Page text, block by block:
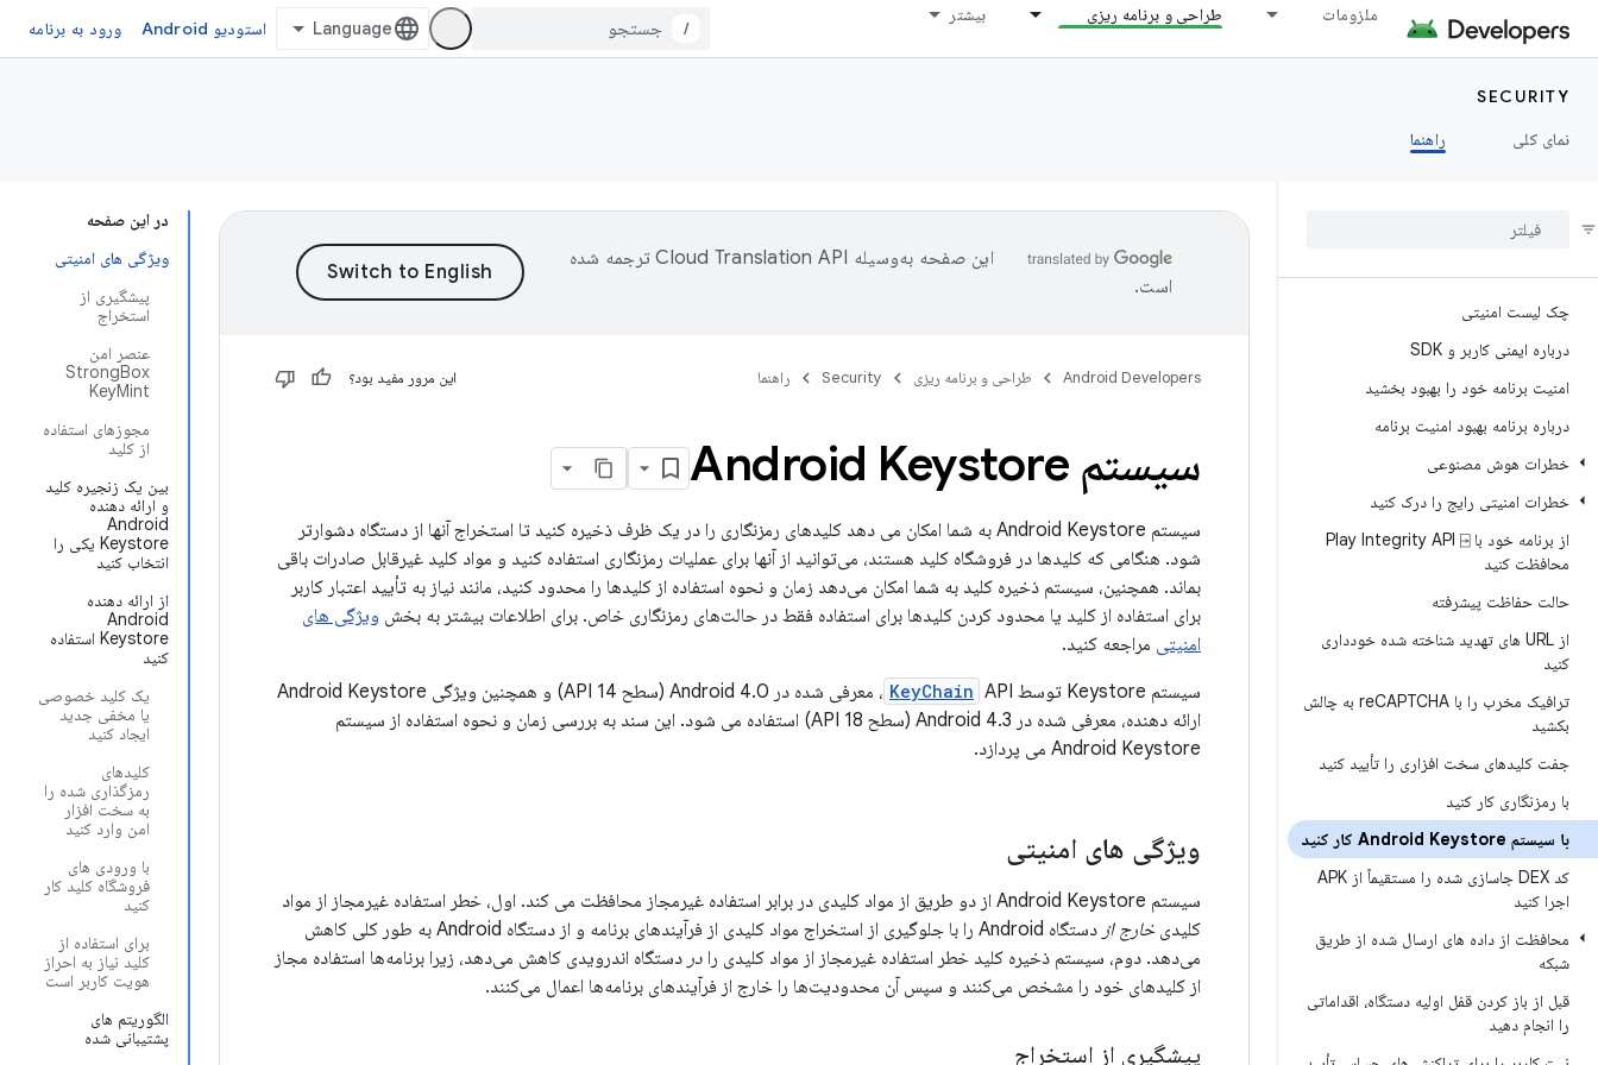
ملزومات طراحی و برنامه ریزی بیشتر
/ استودیو Android ورود به برنامه
SECURITY
نمای کلی
راهنما
چک لیست امنیتی
درباره ایمنی کاربر و SDK
امنیت برنامه خود را بهبود بخشید
درباره برنامه بهبود امنیت برنامه
خطرات هوش مصنوعی
خطرات امنیتی رایج را درک کنید
از برنامه خود با Play Integrity API ⍈
محافظت کنید
حالت حفاظت پیشرفته
از URL های تهدید شناخته شده خودداری
کنید
ترافیک مخرب را با re
CAPTCHA به چالش
بکشید
جفت کلیدهای سخت افزاری را تأیید کنید
با رمزنگاری کار کنید
با سیستم Android Keystore کار کنید
کد DEX جاسازی شده را مستقیماً از APK
اجرا کنید
محافظت از داده های ارسال شده از طریق
شبکه
قبل از باز کردن قفل اولیه دستگاه، اقداماتی
را انجام دهید
در این صفحه
ویژگی های امنیتی
پیشگیری از
استخراج
عنصر امن
StrongBox
KeyMint
مجوزهای استفاده
از کلید
بین یک زنجیره کلید
و ارائه دهنده
Android
Keystore یکی را
انتخاب کنید
از ارائه دهنده
Android
Keystore استفاده
کنید
یک کلید خصوصی
یا مخفی جدید
ایجاد کنید
کلیدهای
رمزگذاری شده را
به سخت افزار
امن وارد کنید
با ورودی های
فروشگاه کلید کار
کنید
برای استفاده از
کلید نیاز به احراز
هویت کاربر است
الگوریتم های
پشتیبانی شده
این صفحه به‌وسیله
ترجمه شده
است.
Android Developers طراحی و برنامه ریزی Security راهنما این مرور مفید بود؟
سیستم Android Keystore
سیستم Android Keystore به شما امکان می دهد کلیدهای رمزنگاری را در یک ظرف ذخیره کنید تا استخراج آنها از دستگاه دشوارتر
شود. هنگامی که کلیدها در فروشگاه کلید هستند، می‌توانید از آنها برای عملیات رمزنگاری استفاده کنید و مواد کلید غیرقابل صادرات باقی
بماند. همچنین، سیستم ذخیره کلید به شما امکان می‌دهد زمان و نحوه استفاده از کلیدها را محدود کنید، مانند نیاز به تأیید اعتبار کاربر
برای استفاده از کلید یا محدود کردن کلیدها برای استفاده فقط در حالت‌های رمزنگاری خاص. برای اطلاعات بیشتر به بخش ویژگی های
امنیتی مراجعه کنید.
سیستم Keystore توسط
KeyChain
API، معرفی شده در Android 4.0 (سطح API 14) و همچنین ویژگی Android Keystore
ارائه دهنده، معرفی شده در Android 4.3 (سطح API 18) استفاده می شود. این سند به بررسی زمان و نحوه استفاده از سیستم
Android Keystore می پردازد.
ویژگی های امنیتی
سیستم Android Keystore از دو طریق از مواد کلیدی در برابر استفاده غیرمجاز محافظت می کند. اول، خطر استفاده غیرمجاز از مواد
کلیدی خارج از
دستگاه Android را با جلوگیری از استخراج مواد کلیدی از فرآیندهای برنامه و از دستگاه Android به طور کلی کاهش
می‌دهد. دوم، سیستم ذخیره کلید خطر استفاده غیرمجاز از مواد کلیدی را در دستگاه اندرویدی کاهش می‌دهد، زیرا برنامه‌ها استفاده مجاز
از کلیدهای خود را مشخص می‌کنند و سپس آن محدودیت‌ها را خارج از فرآیندهای برنامه‌ها اعمال می‌کنند.
پیشگیری از استخراج